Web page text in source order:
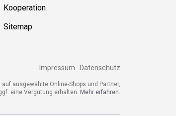
Kooperation
Sitemap
Impressum Datenschutz
ausgewählte Online-Shops und Partner,
eine Vergütung erhalten. Mehr erfahren.